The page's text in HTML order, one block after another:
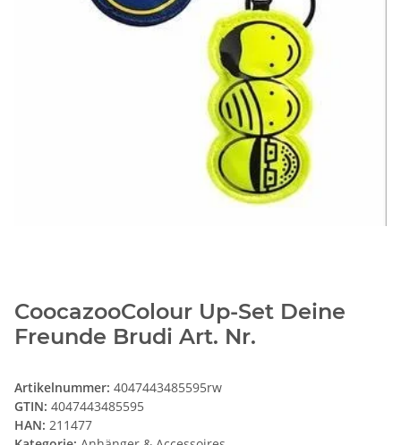
CoocazooColour Up-Set Deine
Freunde Brudi Art. Nr.
Artikelnummer: 4047443485595rw
GTIN: 4047443485595
HAN: 211477